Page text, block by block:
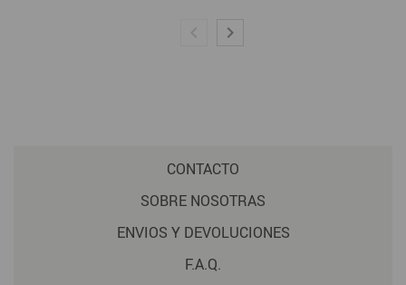
CONTACTO
SOBRE NOSOTRAS
ENVIOS Y DEVOLUCIONES
F.A.Q.